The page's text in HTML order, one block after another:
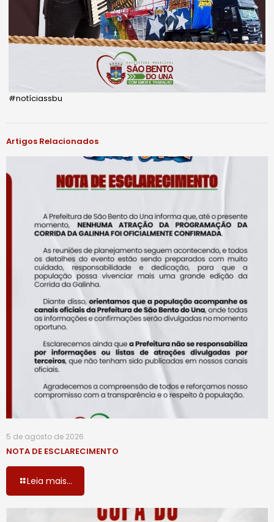
#notíciassbu
Artigos Relacionados
5 de agosto de 2026
NOTA DE ESCLARECIMENTO
Leia mais...